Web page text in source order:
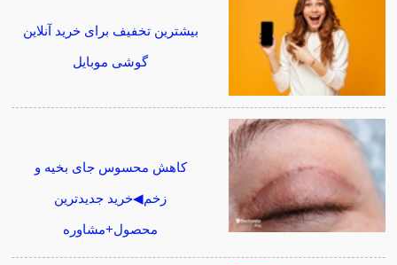
بیشترین تخفیف برای خرید آنلاین
گوشی موبایل
کاهش محسوس جای بخیه و
زخم◀خرید جدیدترین
محصول+مشاوره